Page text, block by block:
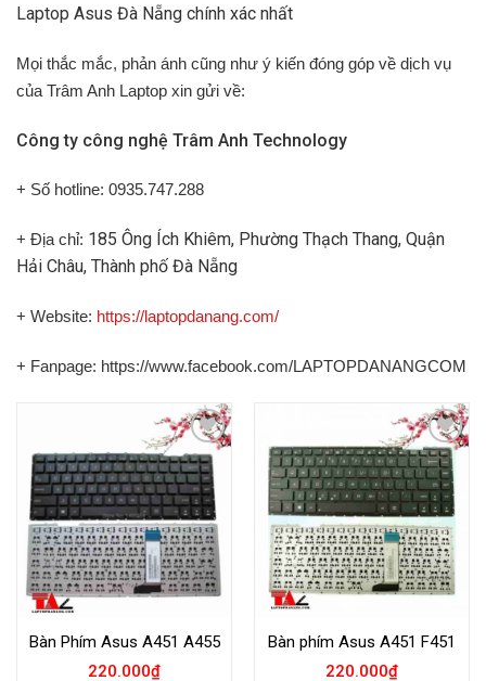
Laptop Asus Đà Nẵng chính xác nhất
Mọi thắc mắc, phản ánh cũng như ý kiến đóng góp về dịch vụ
của Trâm Anh Laptop xin gửi về:
Công ty công nghệ Trâm Anh Technology
+ Số hotline: 0935.747.288
+ Địa chỉ: 185 Ông Ích Khiêm, Phường Thạch Thang, Quận
Hải Châu, Thành phố Đà Nẵng
+ Website: https://laptopdanang.com/
+ Fanpage: https://www.facebook.com/LAPTOPDANANGCOM
Add to
Wishlist
Bàn Phím Asus A451 A455
220.000₫
Add to
Wishlist
Bàn phím Asus A451 F451
220.000₫